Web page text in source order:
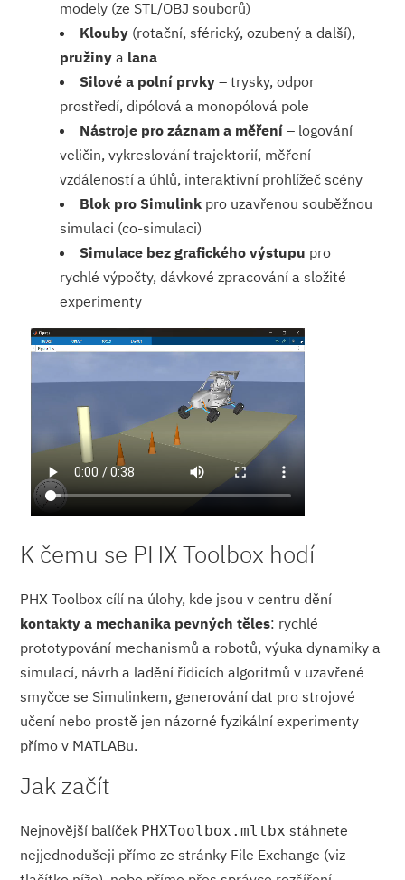
modely (ze STL/OBJ souborů)
Klouby (rotační, sférický, ozubený a další),
pružiny a lana
Silové a polní prvky – trysky, odpor
prostředí, dipólová a monopólová pole
Nástroje pro záznam a měření – logování
veličin, vykreslování trajektorií, měření
vzdáleností a úhlů, interaktivní prohlížeč scény
Blok pro Simulink pro uzavřenou souběžnou
simulaci (co-simulaci)
Simulace bez grafického výstupu pro
rychlé výpočty, dávkové zpracování a složité
experimenty
K čemu se PHX Toolbox hodí
PHX Toolbox cílí na úlohy, kde jsou v centru dění
kontakty a mechanika pevných těles: rychlé
prototypování mechanismů a robotů, výuka dynamiky a
simulací, návrh a ladění řídicích algoritmů v uzavřené
smyčce se Simulinkem, generování dat pro strojové
učení nebo prostě jen názorné fyzikální experimenty
přímo v MATLABu.
Jak začít
Nejnovější balíček PHXToolbox.mltbx stáhnete
nejjednodušeji přímo ze stránky File Exchange (viz